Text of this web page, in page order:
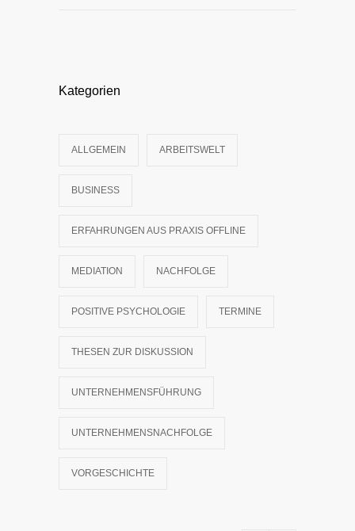
Kategorien
ALLGEMEIN ARBEITSWELT
BUSINESS
ERFAHRUNGEN AUS PRAXIS OFFLINE
MEDIATION NACHFOLGE
POSITIVE PSYCHOLOGIE TERMINE
THESEN ZUR DISKUSSION
UNTERNEHMENSFÜHRUNG
UNTERNEHMENSNACHFOLGE
VORGESCHICHTE